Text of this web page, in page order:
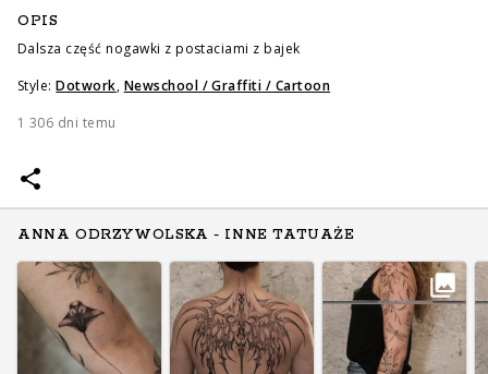
OPIS
Dalsza część nogawki z postaciami z bajek
Style: Dotwork, Newschool / Graffiti / Cartoon
1 306 dni temu
ANNA ODRZYWOLSKA - INNE TATUAŻE